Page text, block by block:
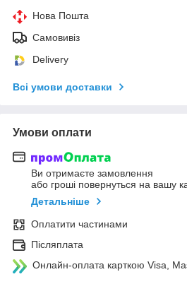
Нова Пошта
Самовивіз
Delivery
Всі умови доставки
Умови оплати
Ви отримаєте замовлення
або гроші повернуться на вашу
Детальніше
Оплатити частинами
Післяплата
Онлайн-оплата карткою Visa,